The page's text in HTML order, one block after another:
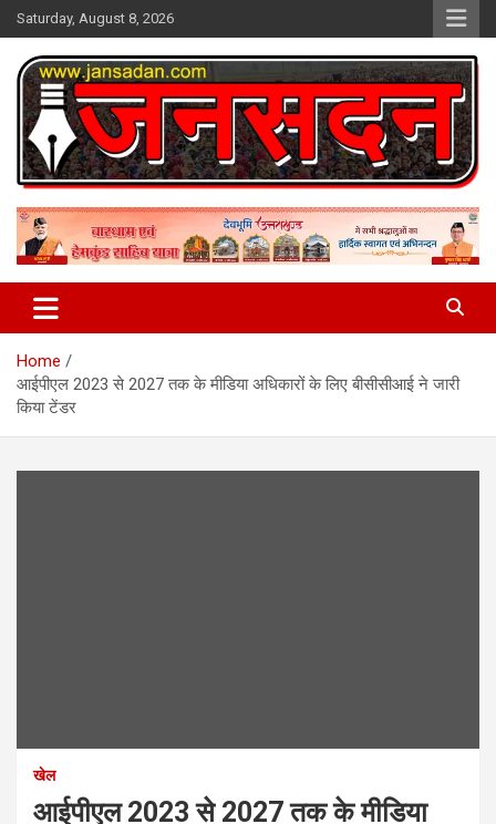
Skip
to
content
Saturday, August 8, 2026
Jan Sadan
Home
आईपीएल 2023 से 2027 तक के मीडिया अधिकारों के लिए बीसीसीआई ने जारी
किया टेंडर
खेल
आईपीएल 2023 से 2027 तक के मीडिया